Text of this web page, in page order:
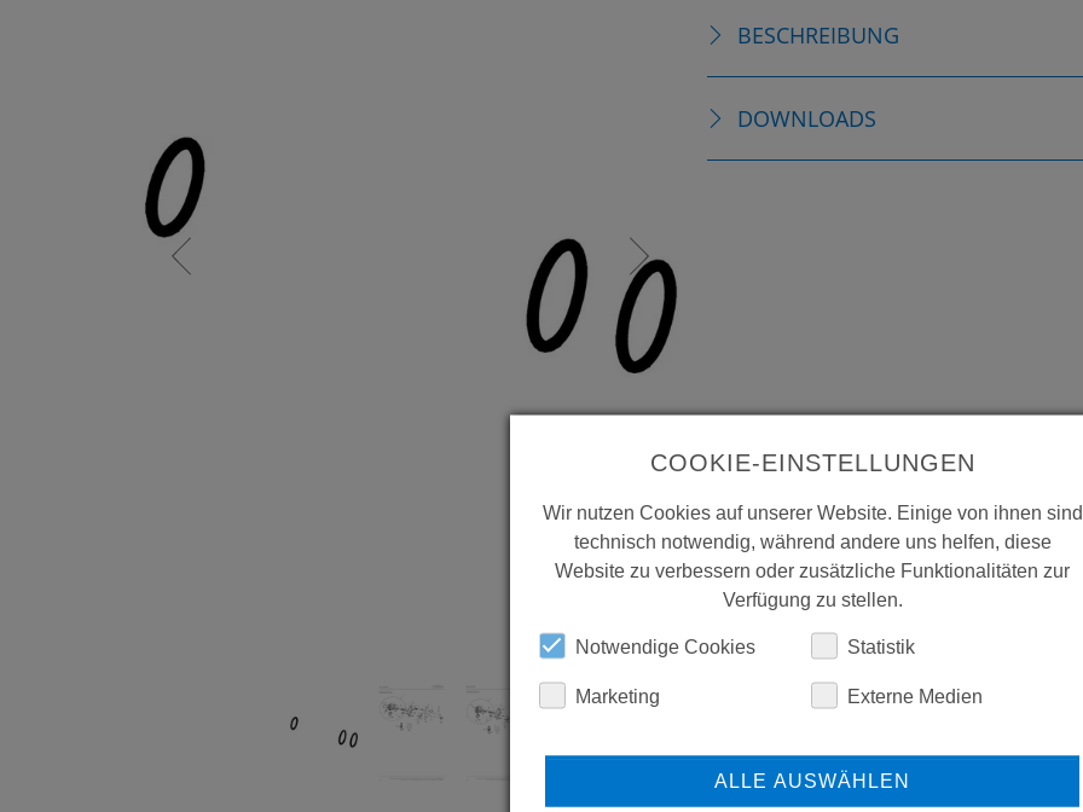
BESCHREIBUNG
DOWNLOADS
COOKIE-EINSTELLUNGEN
Wir nutzen Cookies auf unserer Website. Einige von ihnen sind
technisch notwendig, während andere uns helfen, diese
Website zu verbessern oder zusätzliche Funktionalitäten zur
Verfügung zu stellen.
Notwendige Cookies Statistik
Marketing Externe Medien
ALLE AUSWÄHLEN